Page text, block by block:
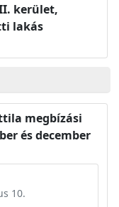
kerület,
lakás
megbízási
és december
10.